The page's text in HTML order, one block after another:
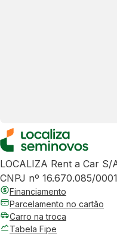
LOCALIZA Rent a Car S/
CNPJ nº 16.670.085/
Financiamento
Parcelamento no cartão
Carro na troca
Tabela Fipe